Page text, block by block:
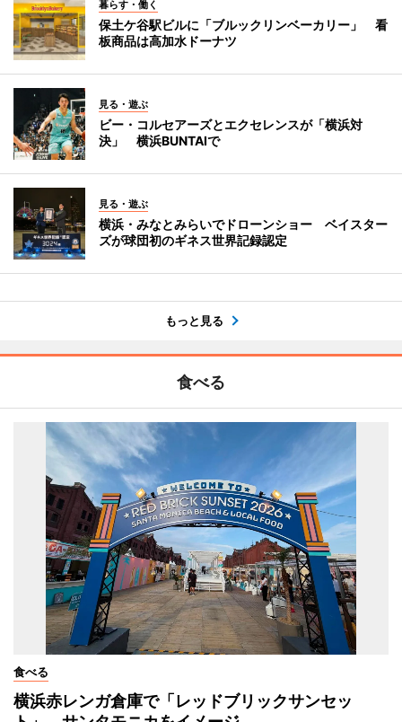
暮らす・働く
保土ケ谷駅ビルに「ブルックリンベーカリー」 看
板商品は高加水ドーナツ
見る・遊ぶ
ビー・コルセアーズとエクセレンスが「横浜対
決」 横浜BUNTAIで
見る・遊ぶ
横浜・みなとみらいでドローンショー ベイスター
ズが球団初のギネス世界記録認定
もっと見る
食べる
食べる
横浜赤レンガ倉庫で「レッドブリックサンセッ